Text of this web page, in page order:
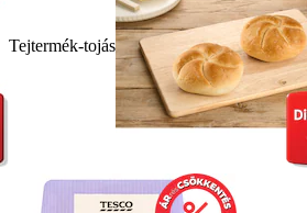
Tejtermék-tojás